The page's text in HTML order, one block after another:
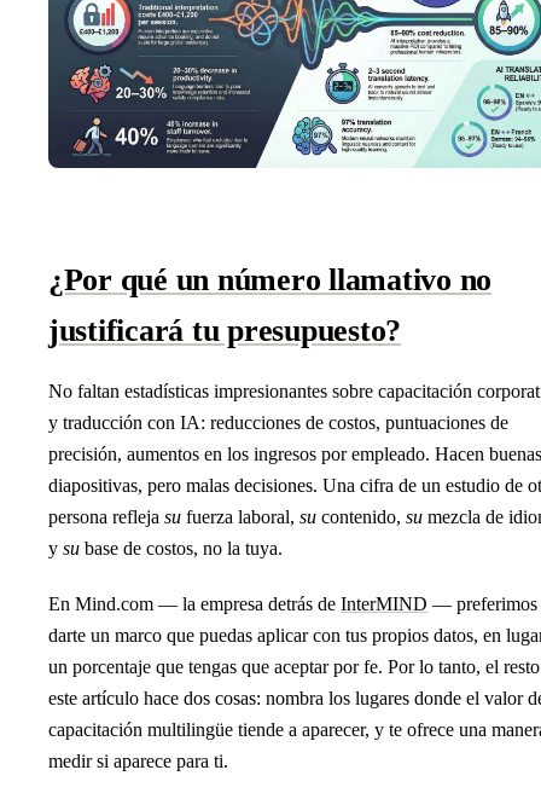
¿Por qué un número llamativo no
justificará tu presupuesto?
No faltan estadísticas impresionantes sobre capacitación
y traducción con IA: reducciones de costos, puntuaciones de
precisión, aumentos en los ingresos por empleado. Hacen buenas
diapositivas, pero malas decisiones. Una cifra de un estudio de
persona refleja su fuerza laboral, su contenido, su mezcla de
y su base de costos, no la tuya.
En Mind.com — la empresa detrás de InterMIND — preferimos
darte un marco que puedas aplicar con tus propios datos, en
un porcentaje que tengas que aceptar por fe. Por lo tanto, el
este artículo hace dos cosas: nombra los lugares donde el valor
capacitación multilingüe tiende a aparecer, y te ofrece una
medir si aparece para ti.